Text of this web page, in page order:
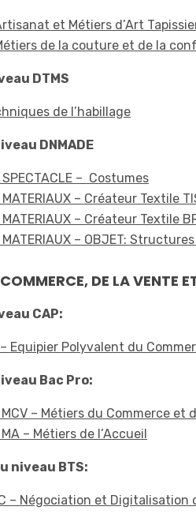
et Métiers d’Art
de la couture et de la
DTMS
de l’habillage
DNMADE
SPECTACLE – Costumes
MATERIAUX – Créateur Textile
MATERIAUX – Créateur Textile
MATERIAUX – OBJET:
DE LA VENTE
CAP:
– Equipier Polyvalent du
Bac Pro:
MCV – Métiers du Commerce et
MA – Métiers de l’Accueil
niveau BTS:
– Négociation et Digitalisation